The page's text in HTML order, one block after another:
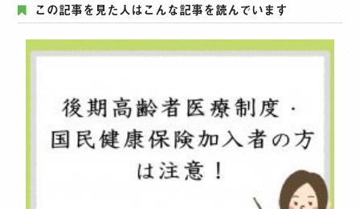
この記事を見た人はこんな記事を読んでいます